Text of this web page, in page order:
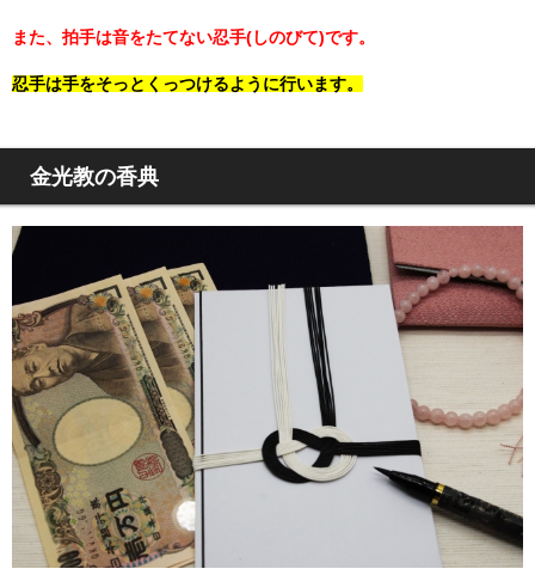
また、拍手は音をたてない忍手(しのびて)です。
忍手は手をそっとくっつけるように行います。
金光教の香典